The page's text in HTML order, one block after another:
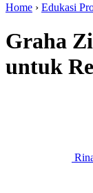
Home › Edukasi
Graha
untuk